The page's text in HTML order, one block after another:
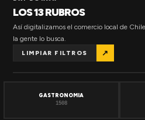
LOS 13 RUBROS
Así digitalizamos el comercio local de
la gente lo busca.
LIMPIAR FILTROS ↗
GASTRONOMIA
1508